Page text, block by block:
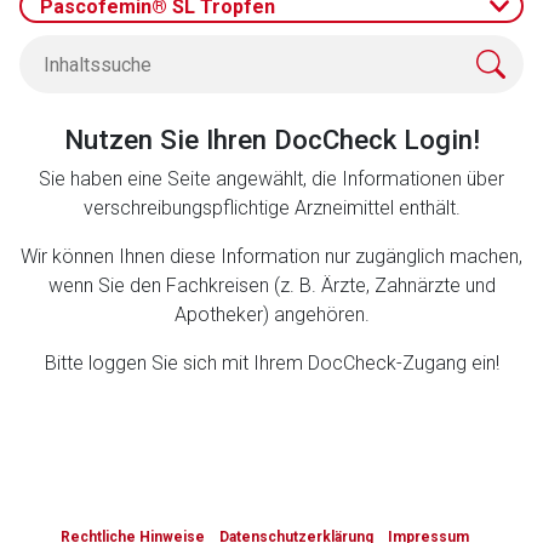
Pascofemin® SL Tropfen
Nutzen Sie Ihren DocCheck Login!
Sie haben eine Seite angewählt, die Informationen über
verschreibungspflichtige Arzneimittel enthält.
Wir können Ihnen diese Information nur zugänglich machen,
wenn Sie den Fachkreisen (z. B. Ärzte, Zahnärzte und
Apotheker) angehören.
Bitte loggen Sie sich mit Ihrem DocCheck-Zugang ein!
Rechtliche Hinweise Datenschutzerklärung Impressum
Zur Seite